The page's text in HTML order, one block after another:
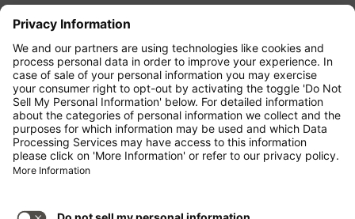
letzten 24 Stunden verfügbar und sind
möglicherweise nicht mehr aktuell. Bei den für die
Economy Class angegebenen Tarifen handelt es
sich i.d.R. um Economy Zero, unsere restriktivste
Tarifoption. Es können hierfür zusätzliche Gebühren
fürAufgabegepäck oder für andere optionale
Leistungen anfallen. Es gelten dieAllgemeinen
Geschäftsbedingungen .